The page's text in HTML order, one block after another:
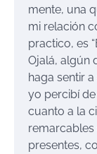
mente, una
mi relación
practico, es
Ojalá, algún
haga sentir
yo percibí
cuanto a la
remarcables
presentes,